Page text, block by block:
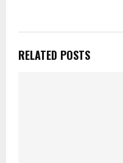
RELATED POSTS